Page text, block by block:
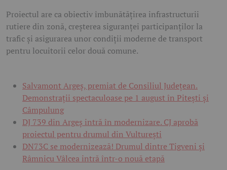
Proiectul are ca obiectiv îmbunătățirea infrastructurii
rutiere din zonă, creșterea siguranței participanților la
trafic și asigurarea unor condiții moderne de transport
pentru locuitorii celor două comune.
Salvamont Argeș, premiat de Consiliul Județean.
Demonstrații spectaculoase pe 1 august în Pitești și
Câmpulung
DJ 739 din Argeș intră în modernizare. CJ aprobă
proiectul pentru drumul din Vulturești
DN73C se modernizează! Drumul dintre Tigveni și
Râmnicu Vâlcea intră într-o nouă etapă